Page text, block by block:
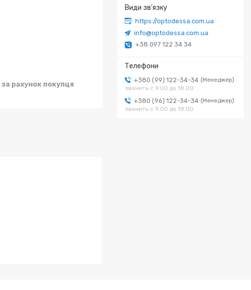
https://optodessa.com.ua
info@optodessa.com.ua
+38 097 122 34 34
+380 (99) 122-34-34
Менеджер
звонить с 9.00 до 18.00
+380 (96) 122-34-34
Менеджер
звонить с 9.00 до 18.00
за рахунок покупця